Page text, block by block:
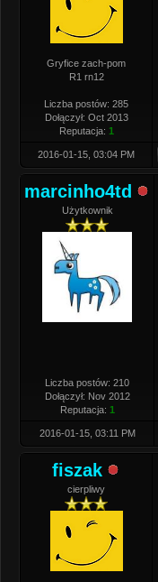
Gryfice zach-pom
R1 rn12
Liczba postów: 285
Dołączył: Oct 2013
Reputacja: 1
2016-01-15, 03:04 PM
marcinho4td
Użytkownik
Liczba postów: 210
Dołączył: Nov 2012
Reputacja: 1
2016-01-15, 03:11 PM
fiszak
cierpliwy